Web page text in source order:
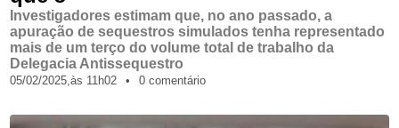
Investigadores estimam que, no ano passado, a
apuração de sequestros simulados tenha representado
mais de um terço do volume total de trabalho da
Delegacia Antissequestro
05/02/2025,às 11h02 • 0 comentário